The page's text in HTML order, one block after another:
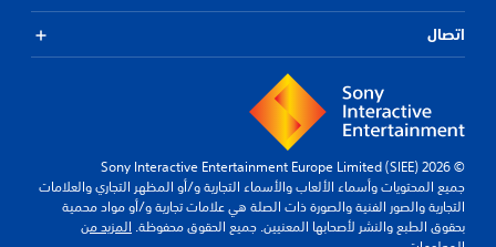
اتصال
© 2026 Sony Interactive Entertainment Europe Limited (SIEE)
جميع المحتويات وأسماء الألعاب والأسماء التجارية و/أو المظهر التجاري والعلامات
التجارية والصور الفنية والصورة ذات الصلة هي علامات تجارية و/أو مواد محمية
بحقوق الطبع والنشر لأصحابها المعنيين. جميع الحقوق محفوظة. المزيد من